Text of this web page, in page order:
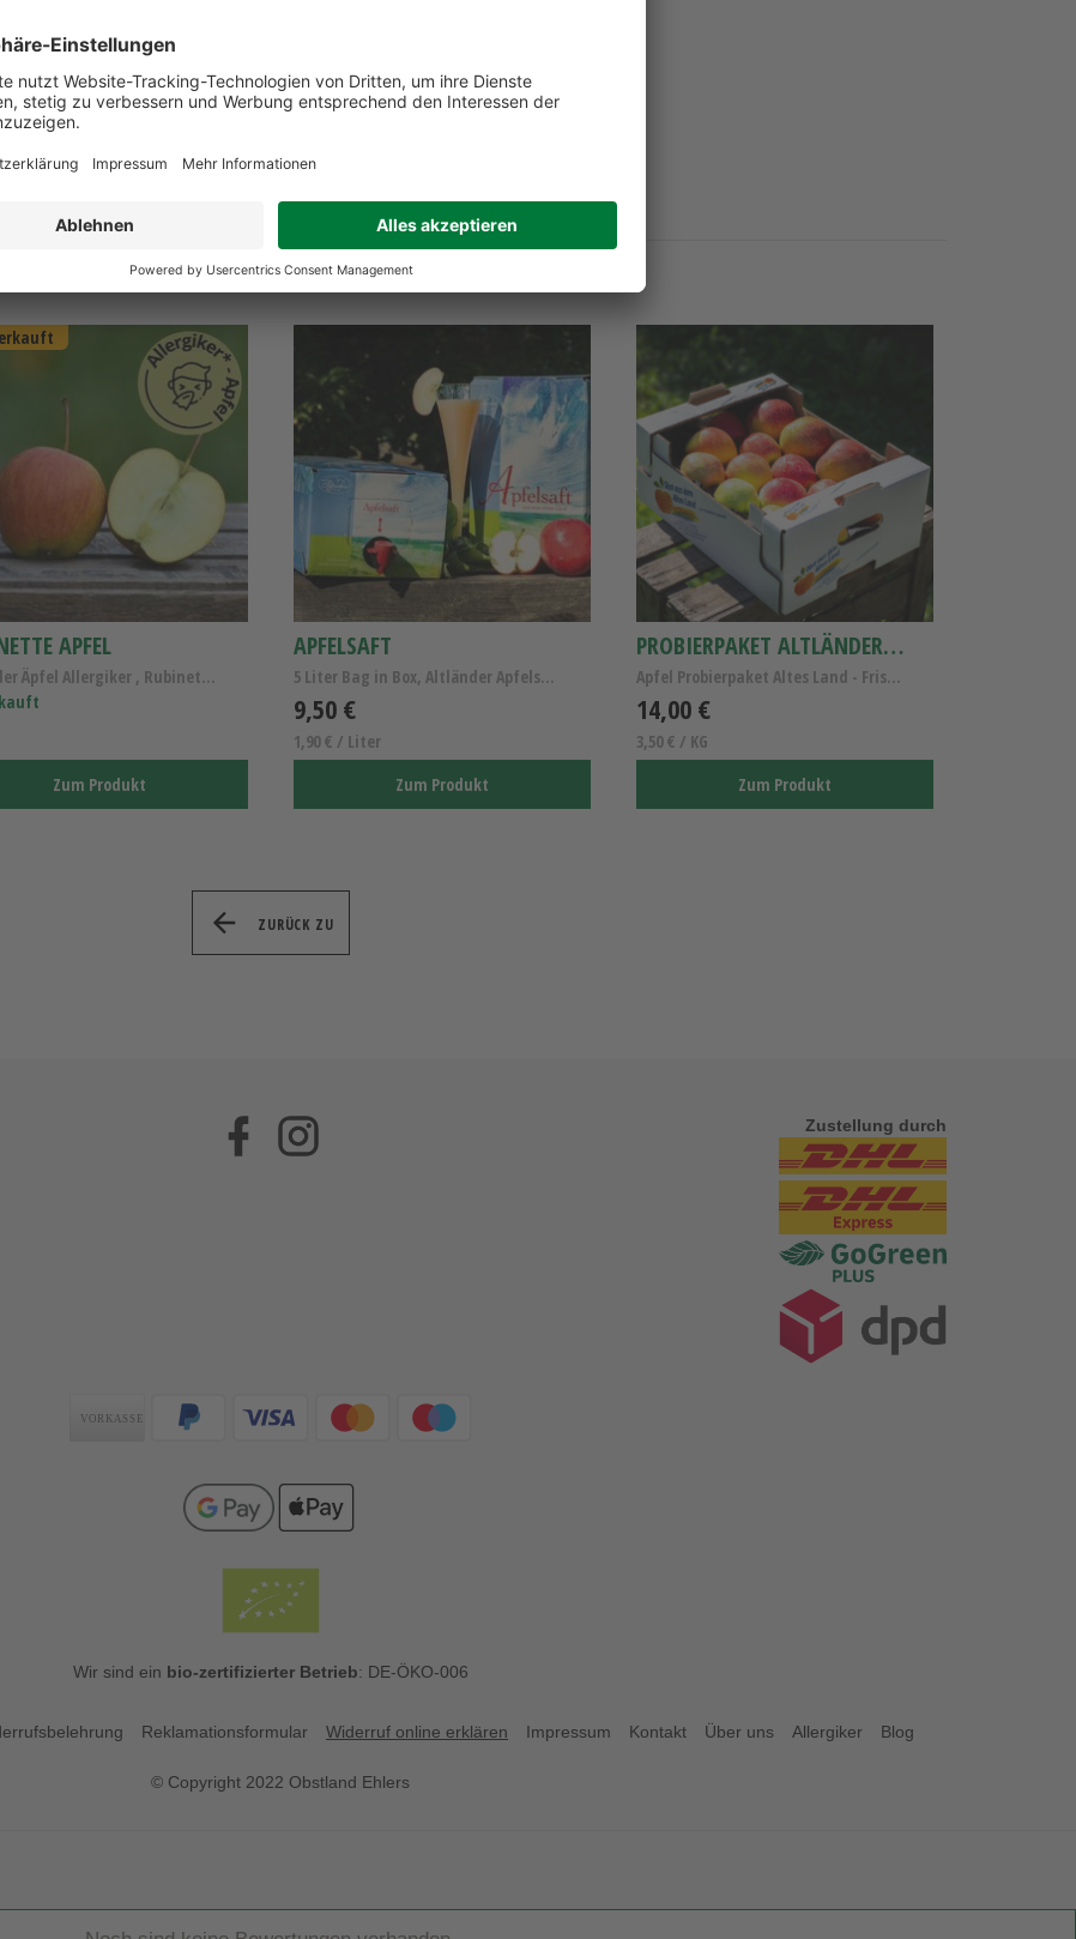
EMPFOHLENE PRODUKTE
APFEL
Altländer Äpfel Allergiker , Rubinette Apfel Kl.I
Zum Produkt
APFELSAFT
5 Liter Bag in Box, Altländer Apfelsaft naturtrüb
9,50 €
1,90 € / Liter
Zum Produkt
PROBIERPAKET ALTLÄNDER ÄPFEL
Apfel Probierpaket Altes Land - Frische Altländer ...
14,00 €
3,50 € / KG
Zum Produkt
ZURÜCK ZU
Facebook Zustellung durch
Zahlungsarten
Wir sind ein bio-zertifizierter Betrieb: DE-ÖKO-006
Reklamationsformular Widerruf online erklären Impressum Kontakt Über uns Allergiker Blog
© Copyright 2022 Obstland Ehlers